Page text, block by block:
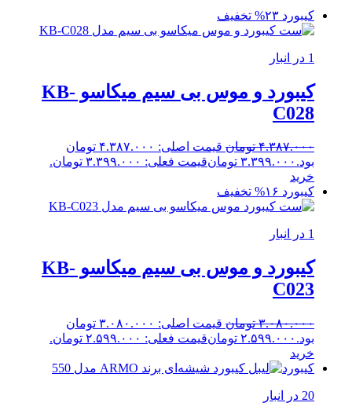
کیبورد ۲۳% تخفیف
1 در انبار
کیبورد و موس بی سیم میکاسو KB-
C028
۴.۳۸۷.۰۰۰ تومان
قیمت اصلی: ۴.۳۸۷.۰۰۰ تومان
بود. ۳.۳۹۹.۰۰۰ تومانقیمت فعلی: ۳.۳۹۹.۰۰۰ تومان.
خرید
کیبورد ۱۶% تخفیف
1 در انبار
کیبورد و موس بی سیم میکاسو KB-
C023
۳.۰۸۰.۰۰۰ تومان
قیمت اصلی: ۳.۰۸۰.۰۰۰ تومان
بود. ۲.۵۹۹.۰۰۰ تومانقیمت فعلی: ۲.۵۹۹.۰۰۰ تومان.
خرید
کیبورد
20 در انبار